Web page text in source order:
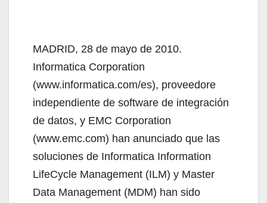
MADRID, 28 de mayo de 2010.
Informatica Corporation
(www.informatica.com/es), proveedore
independiente de software de integración
de datos, y EMC Corporation
(www.emc.com) han anunciado que las
soluciones de Informatica Information
LifeCycle Management (ILM) y Master
Data Management (MDM) han sido